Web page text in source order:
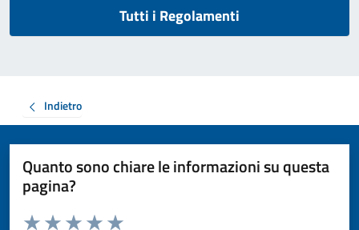
Tutti i Regolamenti
Indietro
Quanto sono chiare le informazioni su questa
pagina?
Valuta da 1 a 5 stelle la pagina